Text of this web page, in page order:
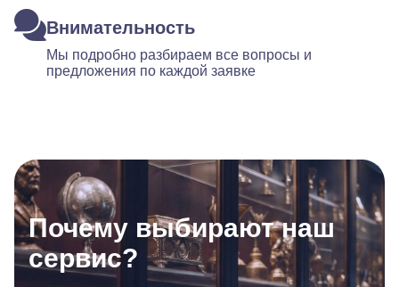
Внимательность
Мы подробно разбираем все вопросы и
предложения по каждой заявке
Почему выбирают наш
сервис?